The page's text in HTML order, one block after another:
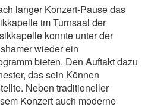
langer Konzert-Pause das
im Turnsaal der
konnte unter der
wieder ein
bieten. Den Auftakt dazu
das sein Können
Neben traditioneller
Konzert auch moderne